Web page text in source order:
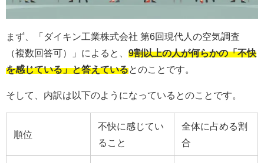
まず、「ダイキン工業株式会社 第6回現代人の空気調査
（複数回答可）」によると、 9割以上の人が何らかの「不快
を感じている」と答えているとのことです。
そして、内訳は以下のようになっているとのことです。
順位
不快に感じてい
ること
全体に占める割
合